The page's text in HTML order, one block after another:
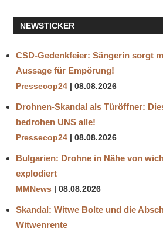
OMICRON
OMIKRON
SÜDAFRIKANISCHE
VARIANTE
VIRUSVARIANTE
NEWSTICKER
CSD-Gedenkfeier: Sängerin sorgt
Aussage für Empörung!
Pressecop24 08.08.2026
Drohnen-Skandal als Türöffner:
bedrohen UNS alle!
Pressecop24 08.08.2026
Bulgarien: Drohne in Nähe von
explodiert
MMNews 08.08.2026
Skandal: Witwe Bolte und die
Witwenrente